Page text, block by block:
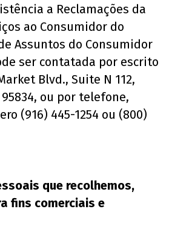
a Reclamações da
ao Consumidor do
Assuntos do Consumidor
ser contatada por escrito
Blvd., Suite N 112,
95834, ou por telefone,
(916) 445-1254 ou (800)
que recolhemos,
fins comerciais e